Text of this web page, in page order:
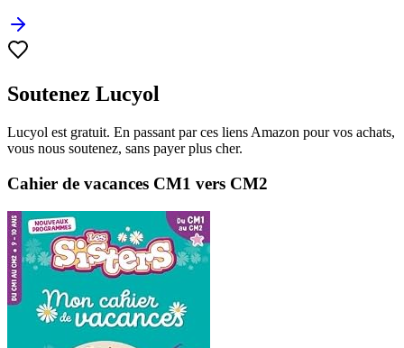
Soutenez Lucyol
Lucyol est gratuit. En passant par ces liens Amazon pour vos achats,
vous nous soutenez, sans payer plus cher.
Cahier de vacances CM1 vers CM2